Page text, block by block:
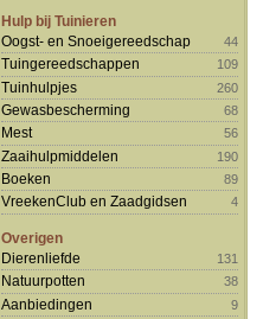
Hulp bij Tuinieren
Oogst- en Snoeigereedschap
44
Tuingereedschappen 109
Tuinhulpjes 260
Gewasbescherming 68
Mest 56
Zaaihulpmiddelen 190
Boeken 89
VreekenClub en Zaadgidsen 4
Overigen
Dierenliefde
131
Natuurpotten 38
Aanbiedingen 9